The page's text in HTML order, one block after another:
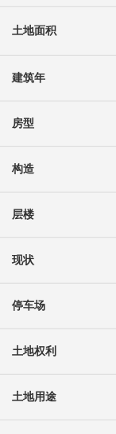
土地面积
建筑年
房型
构造
层楼
现状
停车场
土地权利
土地用途